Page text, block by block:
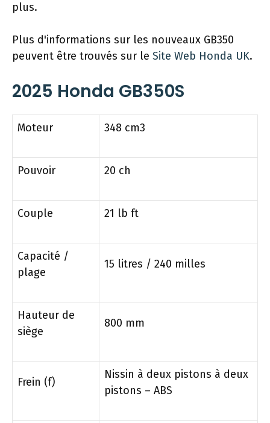
plus.
Plus d'informations sur les nouveaux GB350
peuvent être trouvés sur le Site Web Honda UK.
2025 Honda GB350S
Moteur 348 cm3
Pouvoir 20 ch
Couple 21 lb ft
Capacité /
plage
15 litres / 240 milles
Hauteur de
siège
800 mm
Frein (f)
Nissin à deux pistons à deux
pistons – ABS